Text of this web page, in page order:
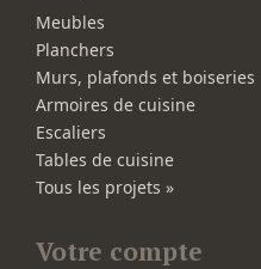
Meubles
Planchers
Murs, plafonds et boiseries
Armoires de cuisine
Escaliers
Tables de cuisine
Tous les projets »
Votre compte